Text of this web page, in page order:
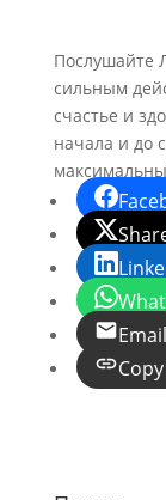
Послушайте
сильным
счастье и
начала и до
Email